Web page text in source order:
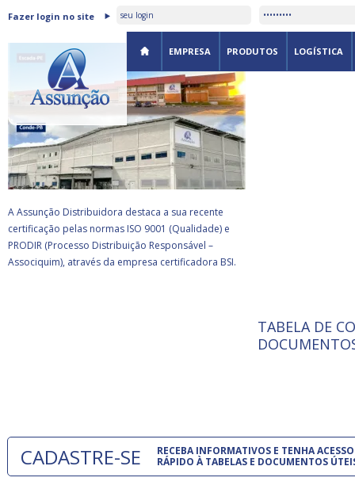
Fazer login no site
EMPRESA PRODUTOS LOGÍSTICA
ASSUNÇÃO DISTRIBUIDORA É
CERTIFICADA PELA BSI
A Assunção Distribuidora destaca a sua recente
certificação pelas normas ISO 9001 (Qualidade) e
PRODIR (Processo Distribuição Responsável –
Associquim), através da empresa certificadora BSI.
ISO 9001:
A
TABELA DE
CADASTRE-SE
RECEBA INFORMATIVOS E TENHA ACESSO
RÁPIDO À TABELAS E DOCUMENTOS